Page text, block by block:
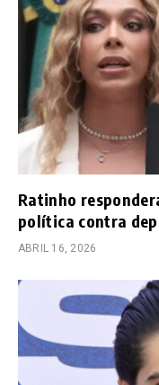
Ratinho
política contra
ABRIL 16, 2026